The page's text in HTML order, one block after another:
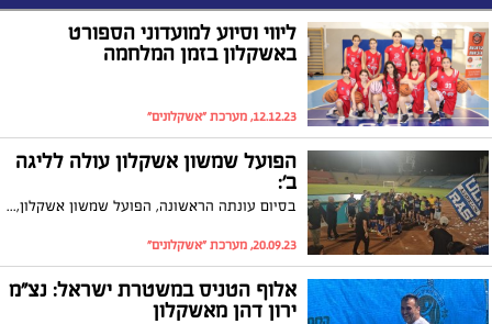
ליווי וסיוע למועדוני הספורט
באשקלון בזמן המלחמה
12.12.23, מערכת "אשקלונים"
הפועל שמשון אשקלון עולה לליגה
ב':
בסיום עונתה הראשונה, הפועל שמשון אשקלון, עושה את זה ועולה לליגה ב'. אוהדי הקבוצה התומכים בעמותה הגיעו לעודד את השחקנים עד הניצחון. יו"ר הקבוצה המתמודד למועצת העיר, מתי חג'אג', הודה לאוהדים ואמר: "בלעדיהם זה לא היה קורה"
20.09.23, מערכת "אשקלונים"
אלוף הטניס במשטרת ישראל: נצ"מ
ירון דהן מאשקלון